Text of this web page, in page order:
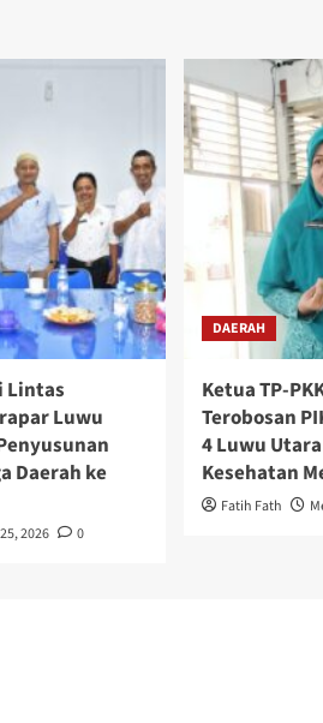
Lintas
Luwu
Daerah ke
2026 0
DAERAH
Ketua TP-
Terobosan
4 Luwu
Kesehatan
Fatih Fath